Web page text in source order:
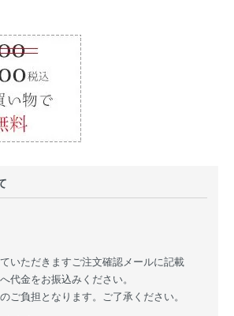
いただきますご注文確認メールに記載
代金をお振込みください。
ご負担となります。ご了承ください。